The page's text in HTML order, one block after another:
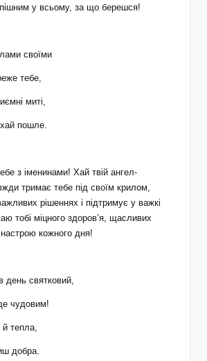
у всьому, за що берешся!
своїми
тебе,
миті,
пошле.
з іменинами! Хай твій ангел-
тримає тебе під своїм крилом,
рішеннях і підтримує у важкі
тобі міцного здоров’я, щасливих
настрою кожного дня!
день святковий,
чудовим!
й тепла,
добра.